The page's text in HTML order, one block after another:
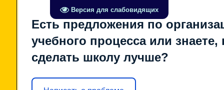
Версия для слабовидящих
Есть предложения по
учебного процесса или знаете,
сделать школу лучше?